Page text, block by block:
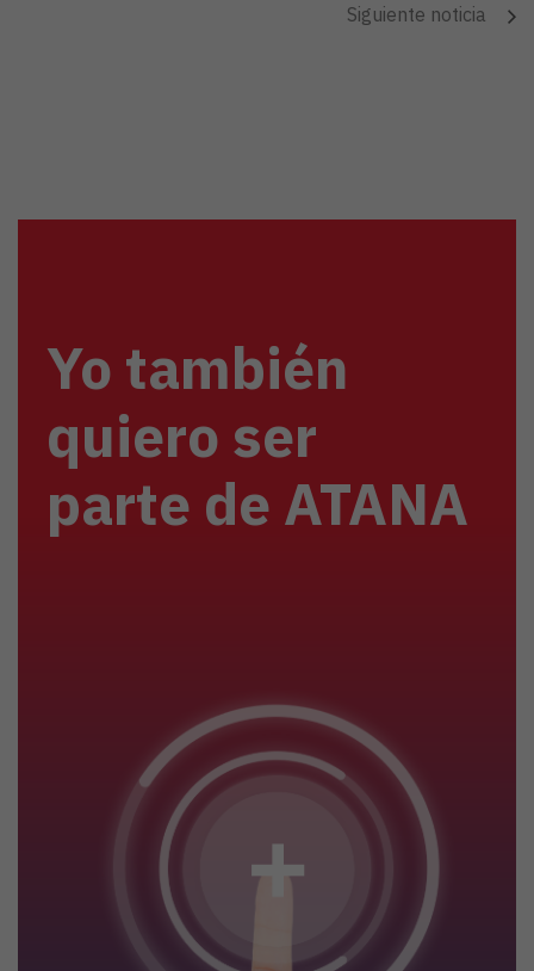
Siguiente noticia
Yo también
quiero ser
parte de ATANA